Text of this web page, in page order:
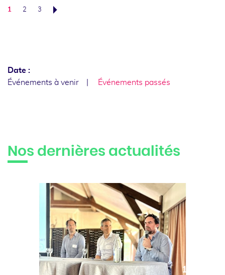
1 2 3
Date :
Événements à venir
Événements passés
Nos dernières actualités
10